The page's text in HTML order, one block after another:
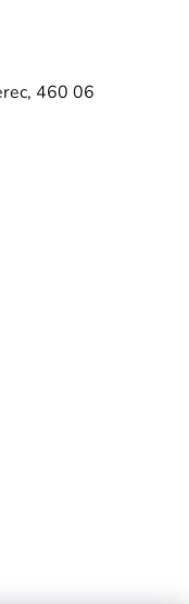
460 06